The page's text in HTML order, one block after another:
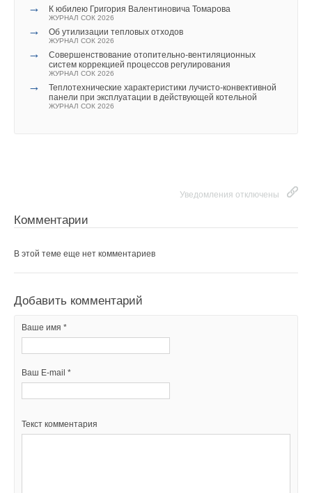
→ К юбилею Григория Валентиновича Томарова
ЖУРНАЛ СОК 2026
→ Об утилизации тепловых отходов
ЖУРНАЛ СОК 2026
→
Совершенствование отопительно-вентиляционных
систем коррекцией процессов регулирования
ЖУРНАЛ СОК 2026
→
Теплотехнические характеристики лучисто-конвективной
панели при эксплуатации в действующей котельной
ЖУРНАЛ СОК 2026
Уведомления отключены
Комментарии
В этой теме еще нет комментариев
Добавить комментарий
Ваше имя *
Ваш E-mail *
Текст комментария